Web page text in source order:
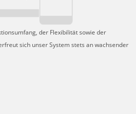
der Flexibilität sowie der
sich unser System stets an wachsender